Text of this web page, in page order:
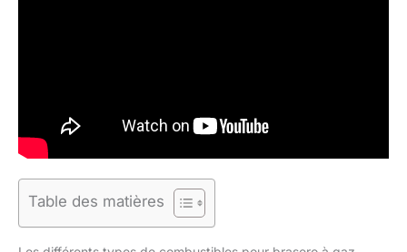
Table des matières